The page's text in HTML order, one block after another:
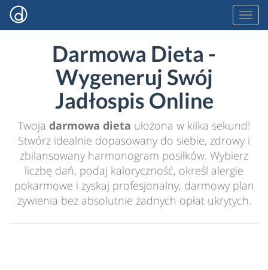
Darmowa Dieta -
Wygeneruj Swój
Jadłospis Online
Twoja darmowa dieta ułożona w kilka sekund!
Stwórz idealnie dopasowany do siebie, zdrowy i
zbilansowany harmonogram posiłków. Wybierz
liczbę dań, podaj kaloryczność, określ alergie
pokarmowe i zyskaj profesjonalny, darmowy plan
żywienia bez absolutnie żadnych opłat ukrytych.